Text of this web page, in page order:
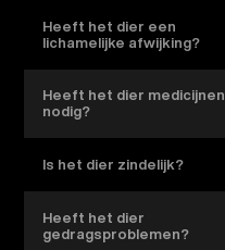
Heeft het dier een
lichamelijke afwijking?
Heeft het dier medicijnen
nodig?
Is het dier zindelijk?
Heeft het dier
gedragsproblemen?